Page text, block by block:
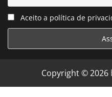
Aceito a política de
Copyright © 2026